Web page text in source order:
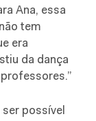
Ana, essa
tem
era
da dança
possível